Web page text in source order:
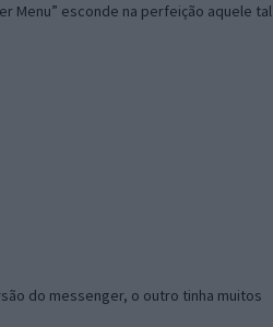
Menu” esconde na perfeição aquele tal
do messenger, o outro tinha muitos